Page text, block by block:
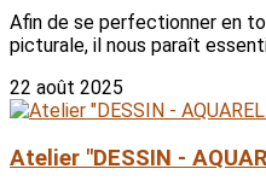
Afin de se perfectionner en
picturale, il nous paraît
22 août 2025
Atelier "DESSIN -